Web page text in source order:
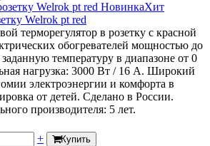
НовинкаХит
Welrok pt red
терморегулятор в розетку с красной
обогревателей мощностью до
температуру в диапазоне от 0
нагрузка: 3000 Вт / 16 А. Широкий
электроэнергии и комфорта в
от детей. Сделано в России.
производителя: 5 лет.
+ Купить